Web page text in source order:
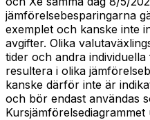
jämförelsebesparingarna
exemplet och kanske inte
avgifter. Olika
tider och andra
resultera i olika
kanske därför inte är
och bör endast användas